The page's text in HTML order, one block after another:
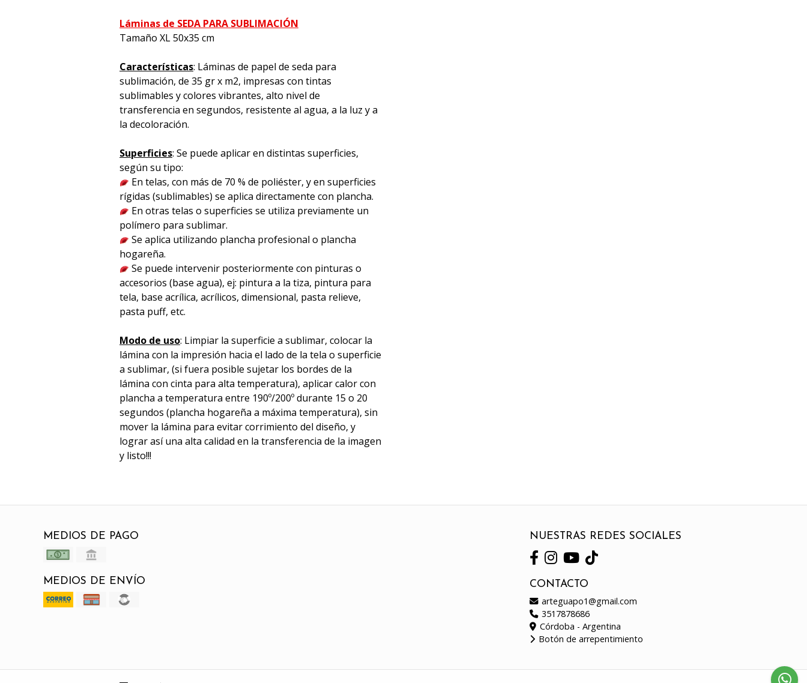
Láminas de SEDA PARA SUBLIMACIÓN
Tamaño XL 50x35 cm
Características: Láminas de papel de seda para
sublimación, de 35 gr x m2, impresas con tintas
sublimables y colores vibrantes, alto nivel de
transferencia en segundos, resistente al agua, a la luz y a
la decoloración.
Superficies: Se puede aplicar en distintas superficies,
según su tipo:
En telas, con más de 70 % de poliéster, y en superficies
rígidas (sublimables) se aplica directamente con plancha.
En otras telas o superficies se utiliza previamente un
polímero para sublimar.
Se aplica utilizando plancha profesional o plancha
hogareña.
Se puede intervenir posteriormente con pinturas o
accesorios (base agua), ej: pintura a la tiza, pintura para
tela, base acrílica, acrílicos, dimensional, pasta relieve,
pasta puff, etc.
Modo de uso: Limpiar la superficie a sublimar, colocar la
lámina con la impresión hacia el lado de la tela o superficie
a sublimar, (si fuera posible sujetar los bordes de la
lámina con cinta para alta temperatura), aplicar calor con
plancha a temperatura entre 190º/200º durante 15 o 20
segundos (plancha hogareña a máxima temperatura), sin
mover la lámina para evitar corrimiento del diseño, y
lograr así una alta calidad en la transferencia de la imagen
y listo!!!
MEDIOS DE PAGO
MEDIOS DE ENVÍO
NUESTRAS REDES SOCIALES
CONTACTO
arteguapo1@gmail.com
3517878686
Córdoba - Argentina
Botón de arrepentimiento